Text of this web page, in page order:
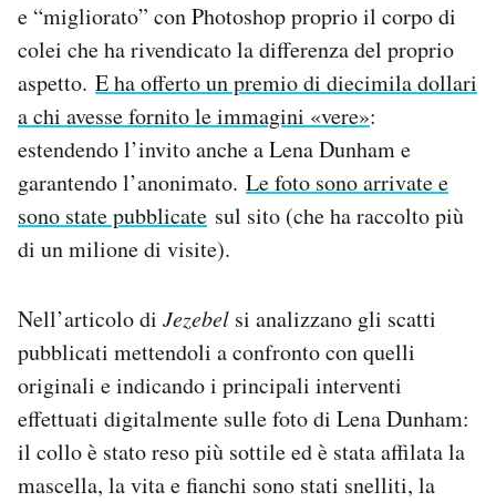
e “migliorato” con Photoshop proprio il corpo di
colei che ha rivendicato la differenza del proprio
aspetto. E ha offerto un premio di diecimila dollari
a chi avesse fornito le immagini «vere»:
estendendo l’invito anche a Lena Dunham e
garantendo l’anonimato. Le foto sono arrivate e
sono state pubblicate sul sito (che ha raccolto più
di un milione di visite).
Nell’articolo di Jezebel si analizzano gli scatti
pubblicati mettendoli a confronto con quelli
originali e indicando i principali interventi
effettuati digitalmente sulle foto di Lena Dunham:
il collo è stato reso più sottile ed è stata affilata la
mascella, la vita e fianchi sono stati snelliti, la